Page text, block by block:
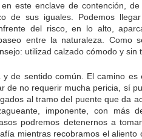
en este enclave de contención,
de sus iguales. Podemos
del risco, en lo alto,
entre la naturaleza. Como
utilizad calzado cómodo y sin
y de sentido común. El camino
de no requerir mucha pericia, sí
al tramo del puente que da
imponente, con más
podremos detenernos a
mientras recobramos el